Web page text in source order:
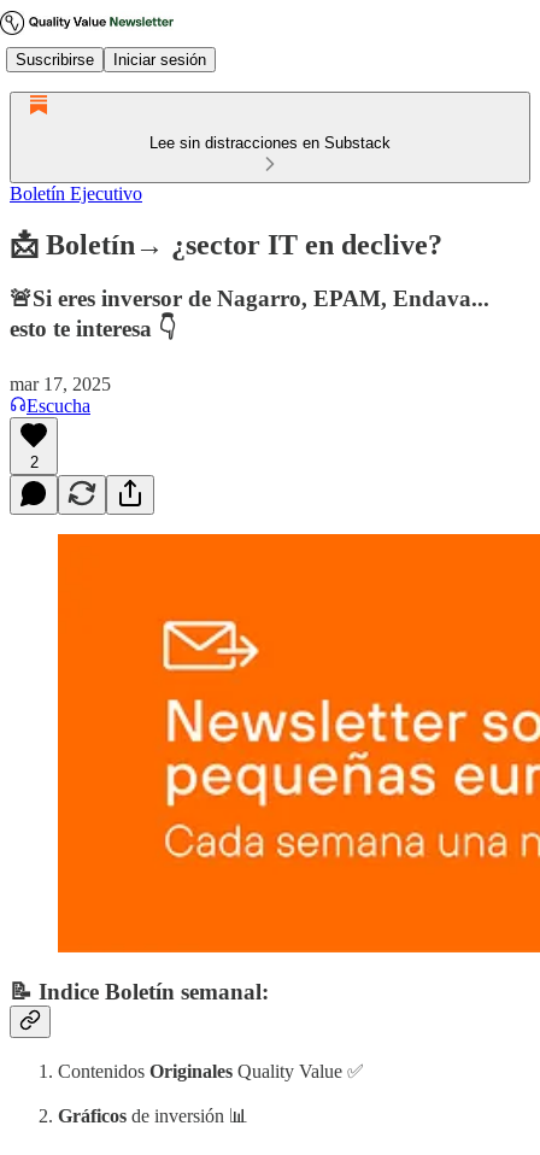
Suscribirse Iniciar sesión
Lee sin distracciones en Substack
Boletín Ejecutivo
📩 Boletín→ ¿sector IT en declive?
🚨Si eres inversor de Nagarro, EPAM, Endava...
esto te interesa 👇
mar 17, 2025
Escucha
2
📝 Indice Boletín semanal:
Contenidos Originales Quality Value ✅
Gráficos de inversión 📊